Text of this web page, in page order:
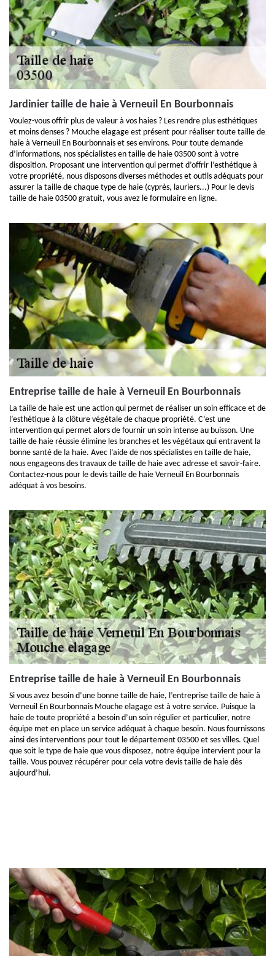
Jardinier taille de haie à Verneuil En Bourbonnais
Voulez-vous offrir plus de valeur à vos haies ? Les rendre plus esthétiques
et moins denses ? Mouche elagage est présent pour réaliser toute taille de
haie à Verneuil En Bourbonnais et ses environs. Pour toute demande
d’informations, nos spécialistes en taille de haie 03500 sont à votre
disposition. Proposant une intervention qui permet d’offrir l’esthétique à
votre propriété, nous disposons diverses méthodes et outils adéquats pour
assurer la taille de chaque type de haie (cyprès, lauriers...) Pour le devis
taille de haie 03500 gratuit, vous avez le formulaire en ligne.
Entreprise taille de haie à Verneuil En Bourbonnais
La taille de haie est une action qui permet de réaliser un soin efficace et de
l’esthétique à la clôture végétale de chaque propriété. C’est une
intervention qui permet alors de fournir un soin intense au buisson. Une
taille de haie réussie élimine les branches et les végétaux qui entravent la
bonne santé de la haie. Avec l’aide de nos spécialistes en taille de haie,
nous engageons des travaux de taille de haie avec adresse et savoir-faire.
Contactez-nous pour le devis taille de haie Verneuil En Bourbonnais
adéquat à vos besoins.
Entreprise taille de haie à Verneuil En Bourbonnais
Si vous avez besoin d’une bonne taille de haie, l’entreprise taille de haie à
Verneuil En Bourbonnais Mouche elagage est à votre service. Puisque la
haie de toute propriété a besoin d’un soin régulier et particulier, notre
équipe met en place un service adéquat à chaque besoin. Nous fournissons
ainsi des interventions pour tout le département 03500 et ses villes. Quel
que soit le type de haie que vous disposez, notre équipe intervient pour la
taille. Vous pouvez récupérer pour cela votre devis taille de haie dès
aujourd’hui.